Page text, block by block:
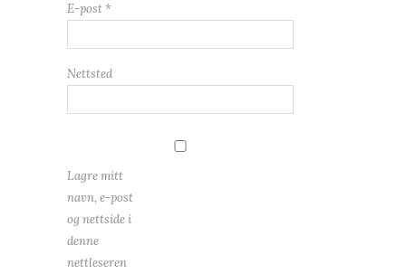
E-post *
Nettsted
Lagre mitt
navn, e-post
og nettside i
denne
nettleseren